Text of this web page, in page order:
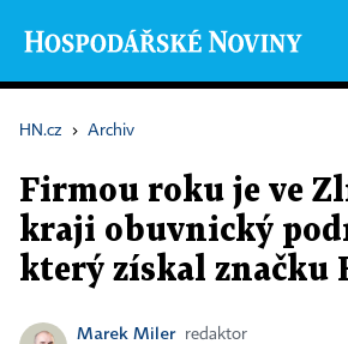
HN.cz › Archiv
Firmou roku je ve
kraji obuvnický
který získal značku
Marek Miler
redaktor